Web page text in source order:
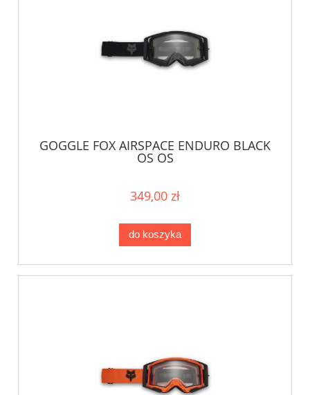
GOGGLE FOX AIRSPACE ENDURO BLACK
OS OS
349,00 zł
do koszyka